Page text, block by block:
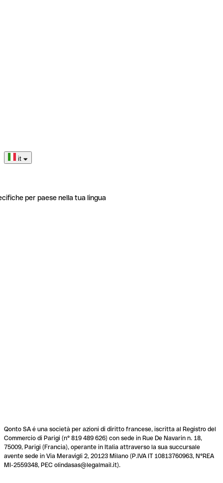
it
per paese nella tua lingua
Qonto SA é una società per azioni di diritto francese, iscritta al Registro del
Commercio di Parigi (n° 819 489 626) con sede in Rue De Navarin n. 18,
75009, Parigi (Francia), operante in Italia attraverso la sua succursale
avente sede in Via Meravigli 2, 20123 Milano (P.IVA IT 10813760963, N°REA
MI-2559348, PEC olindasas@legalmail.it).